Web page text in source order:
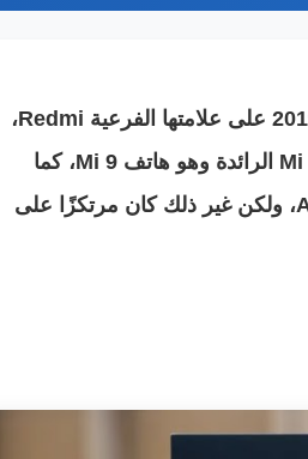
ركزت شركة (شاومي) Xiaomi اهتمامها خلال عام 2019 على علامتها الفرعية Redmi،
بالإضافة إلى أنها أطلقت الإصدار السنوي من سلسلة Mi الرائدة وهو هاتف Mi 9، كما
أطلقت هاتف Mi A3 الذي يعمل بنظام Android One، ولكن غير ذلك كان مرتكزًا على